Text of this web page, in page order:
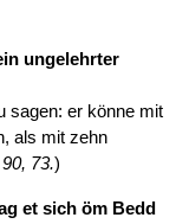
ungelehrter
sagen: er könne mit
als mit zehn
73.)
et sich öm Bedd